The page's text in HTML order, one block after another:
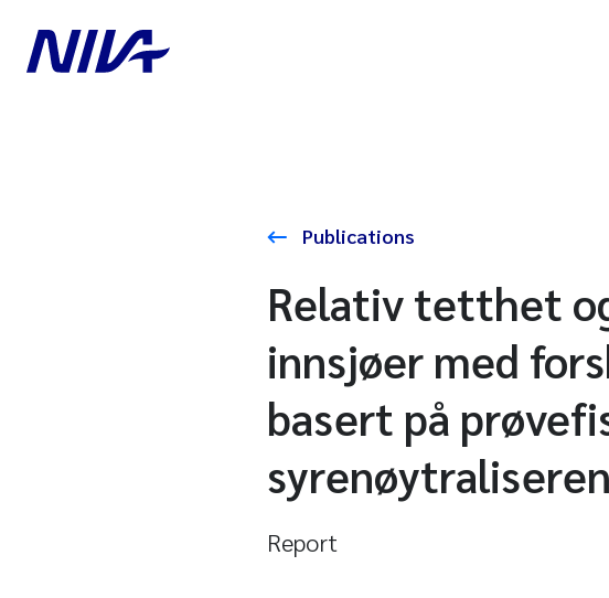
Publications
Relativ tetthet
innsjøer med
basert på
Report